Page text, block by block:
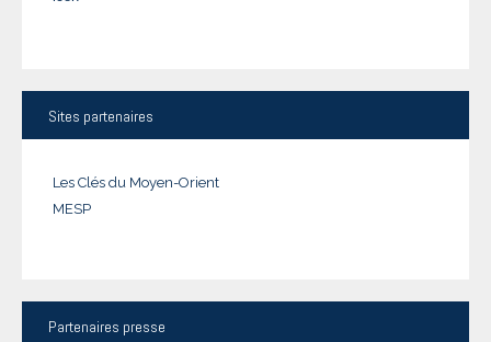
Sites partenaires
Les Clés du Moyen-Orient
MESP
Partenaires presse